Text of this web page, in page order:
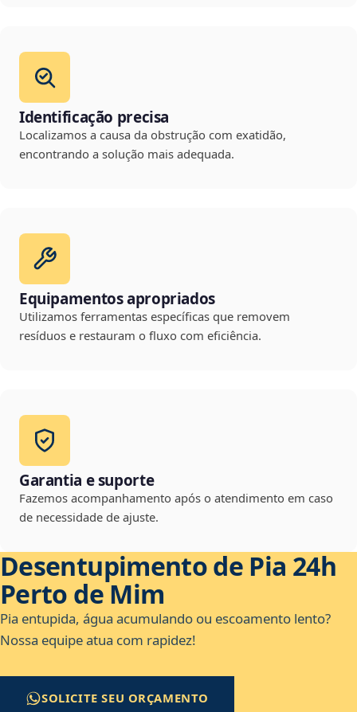
Identificação precisa
Localizamos a causa da obstrução com exatidão,
encontrando a solução mais adequada.
Equipamentos apropriados
Utilizamos ferramentas específicas que removem
resíduos e restauram o fluxo com eficiência.
Garantia e suporte
Fazemos acompanhamento após o atendimento em caso
de necessidade de ajuste.
Desentupimento de Pia 24h
Perto de Mim
Pia entupida, água acumulando ou escoamento lento?
Nossa equipe atua com rapidez!
SOLICITE SEU ORÇAMENTO